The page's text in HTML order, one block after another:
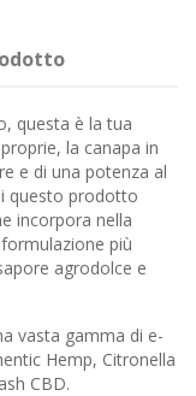
questa è la tua
la canapa in
e di una potenza al
questo prodotto
incorpora nella
più
agrodolce e
vasta gamma di e-
Hemp, Citronella
CBD.